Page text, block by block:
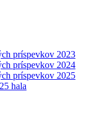
príspevkov 2023
príspevkov 2024
príspevkov 2025
hala